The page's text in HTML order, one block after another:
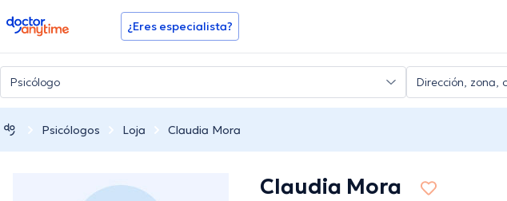
doctoranytime ¿Eres especialista?
Psicólogos Loja Claudia Mora
Claudia Mora